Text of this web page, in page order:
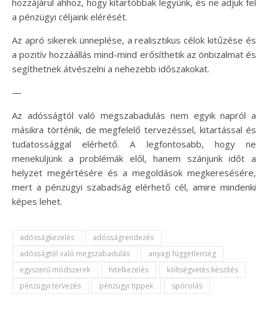
a pénzügyi céljaink elérését.
Az apró sikerek ünneplése, a realisztikus célok kitűzése és
a pozitív hozzáállás mind-mind erősíthetik az önbizalmat és
segíthetnek átvészelni a nehezebb időszakokat.
—
Az adósságtól való megszabadulás nem egyik napról a
másikra történik, de megfelelő tervezéssel, kitartással és
tudatossággal elérhető. A legfontosabb, hogy ne
meneküljünk a problémák elől, hanem szánjunk időt a
helyzet megértésére és a megoldások megkeresésére,
mert a pénzügyi szabadság elérhető cél, amire mindenki
képes lehet.
adósságkezelés
adósságrendezés
adósságtól való megszabadulás
anyagi függetlenség
egyszerű módszerek
hitelkezelés
költségvetés készítés
pénzügyi tervezés
pénzügyi tippek spórolás